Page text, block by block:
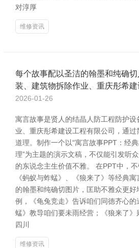
对淳厚
维修资讯
每个故事配以圣洁的翰墨和纯确
装、建筑物拆除作业、重庆彤希
2026-01-26
寓言故事是贤人的结晶人防工程防护
业、重庆彤希建设工程有限公司，通
道理。制作一个以“寓言故事PPT：经
理”为主题的演示文稿，不仅能引发听
的东说念主生价值不雅。 在PPT中，不
《蚂蚁与蚱蜢》、《狼来了》等经典
的翰墨和纯确切图片，匡助不雅众更
例，《龟兔竞走》告诉咱们同德齐心
蜢》教导咱们要未雨经营；《狼来了》
四川
维修资讯